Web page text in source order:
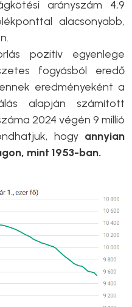
arányszám 4,9
alacsonyabb,
pozitív egyenlege
fogyásból eredő
eredményeként a
alapján számított
2024 végén 9 millió
hogy annyian
mint 1953-ban.